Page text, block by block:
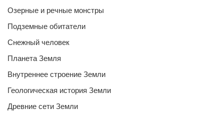
Озерные и речные монстры
Подземные обитатели
Снежный человек
Планета Земля
Внутреннее строение Земли
Геологическая история Земли
Древние сети Земли